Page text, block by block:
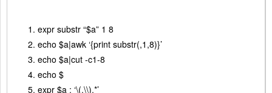
expr substr “$a” 1 8
echo $a|awk ‘{print substr(,1,8)}’
echo $a|cut -c1-8
echo $
expr $a : ‘\(.\\).*’